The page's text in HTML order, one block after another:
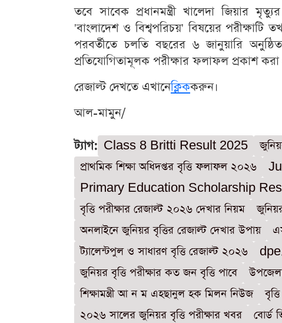
তবে সাবেক প্রধানমন্ত্রী খালেদা জিয়ার
'বাংলাদেশ ও বিশ্বপরিচয়' বিষয়ের পরীক্ষাটি
পরবর্তীতে চলতি বছরের ৬ জানুয়ারি
প্রতিযোগিতামূলক পরীক্ষার ফলাফল প্রকাশ
রেজাল্ট দেখতে এখানেক্লিককরুন।
আল-মামুন/
ট্যাগ: Class 8 Britti Result 2025
প্রাথমিক শিক্ষা অধিদপ্তর বৃত্তি ফলাফল ২০২৬
Primary Education Scholarship
বৃত্তি পরীক্ষার রেজাল্ট ২০২৬ দেখার নিয়ম
অনলাইনে জুনিয়র বৃত্তির রেজাল্ট দেখার উপায়
ট্যালেন্টপুল ও সাধারণ বৃত্তি রেজাল্ট ২০২৬
জুনিয়র বৃত্তি পরীক্ষার কত জন বৃত্তি পাবে
শিক্ষামন্ত্রী আ ন ম এহছানুল হক মিলন নিউজ
২০২৬ সালের জুনিয়র বৃত্তি পরীক্ষার খবর
বোর্ড